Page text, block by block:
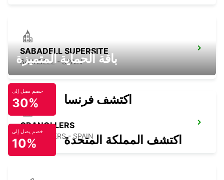
SABADELL SUPERSITE
SABADELL - SPAIN
GRANOLLERS
GRANOLLERS - SPAIN
باقة الحماية المتميزة
خصم يصل إلى
30% اكتشف فرنسا
خصم يصل إلى
10% اكتشف المملكة المتحدة